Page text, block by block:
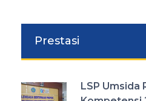
Prestasi
LSP Umsida